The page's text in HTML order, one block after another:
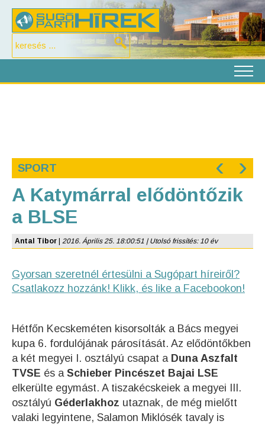
SPORT ‹ ›
A Katymárral elődöntőzik
a BLSE
Antal Tibor 2016. Április 25. 18:00:51 | Utolsó frissítés: 10 év
Gyorsan szeretnél értesülni a Sugópart híreiről?
Csatlakozz hozzánk! Klikk, és like a Facebookon!
Hétfőn Kecskeméten kisorsolták a Bács megyei
kupa 6. fordulójának párosítását. Az elődöntőkben
a két megyei I. osztályú csapat a Duna Aszfalt
TVSE és a Schieber Pincészet Bajai LSE
elkerülte egymást. A tiszakécskeiek a megyei III.
osztályú Géderlakhoz utaznak, de még mielőtt
valaki legyintene, Salamon Miklósék tavaly is